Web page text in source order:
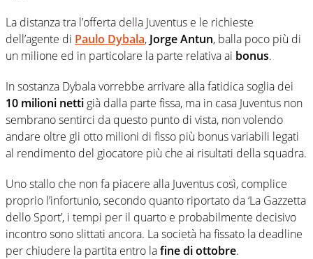
La distanza tra l’offerta della Juventus e le richieste
dell’agente di Paulo Dybala, Jorge Antun, balla poco più di
un milione ed in particolare la parte relativa ai bonus.
In sostanza Dybala vorrebbe arrivare alla fatidica soglia dei
10 milioni netti già dalla parte fissa, ma in casa Juventus non
sembrano sentirci da questo punto di vista, non volendo
andare oltre gli otto milioni di fisso più bonus variabili legati
al rendimento del giocatore più che ai risultati della squadra.
Uno stallo che non fa piacere alla Juventus così, complice
proprio l’infortunio, secondo quanto riportato da ‘La Gazzetta
dello Sport’, i tempi per il quarto e probabilmente decisivo
incontro sono slittati ancora. La società ha fissato la deadline
per chiudere la partita entro lafine di ottobre.